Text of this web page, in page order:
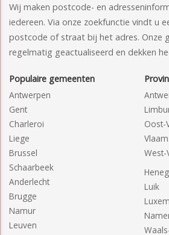
Wij maken postcode- en
iedereen. Via onze zoekfunctie vindt u
postcode of straat bij het adres. Onze
regelmatig geactualiseerd en dekken
Populaire gemeenten
Antwerpen
Gent
Charleroi
Liege
Brussel
Schaarbeek
Anderlecht
Brugge
Namur
Leuven
Oost-
West-
Luik